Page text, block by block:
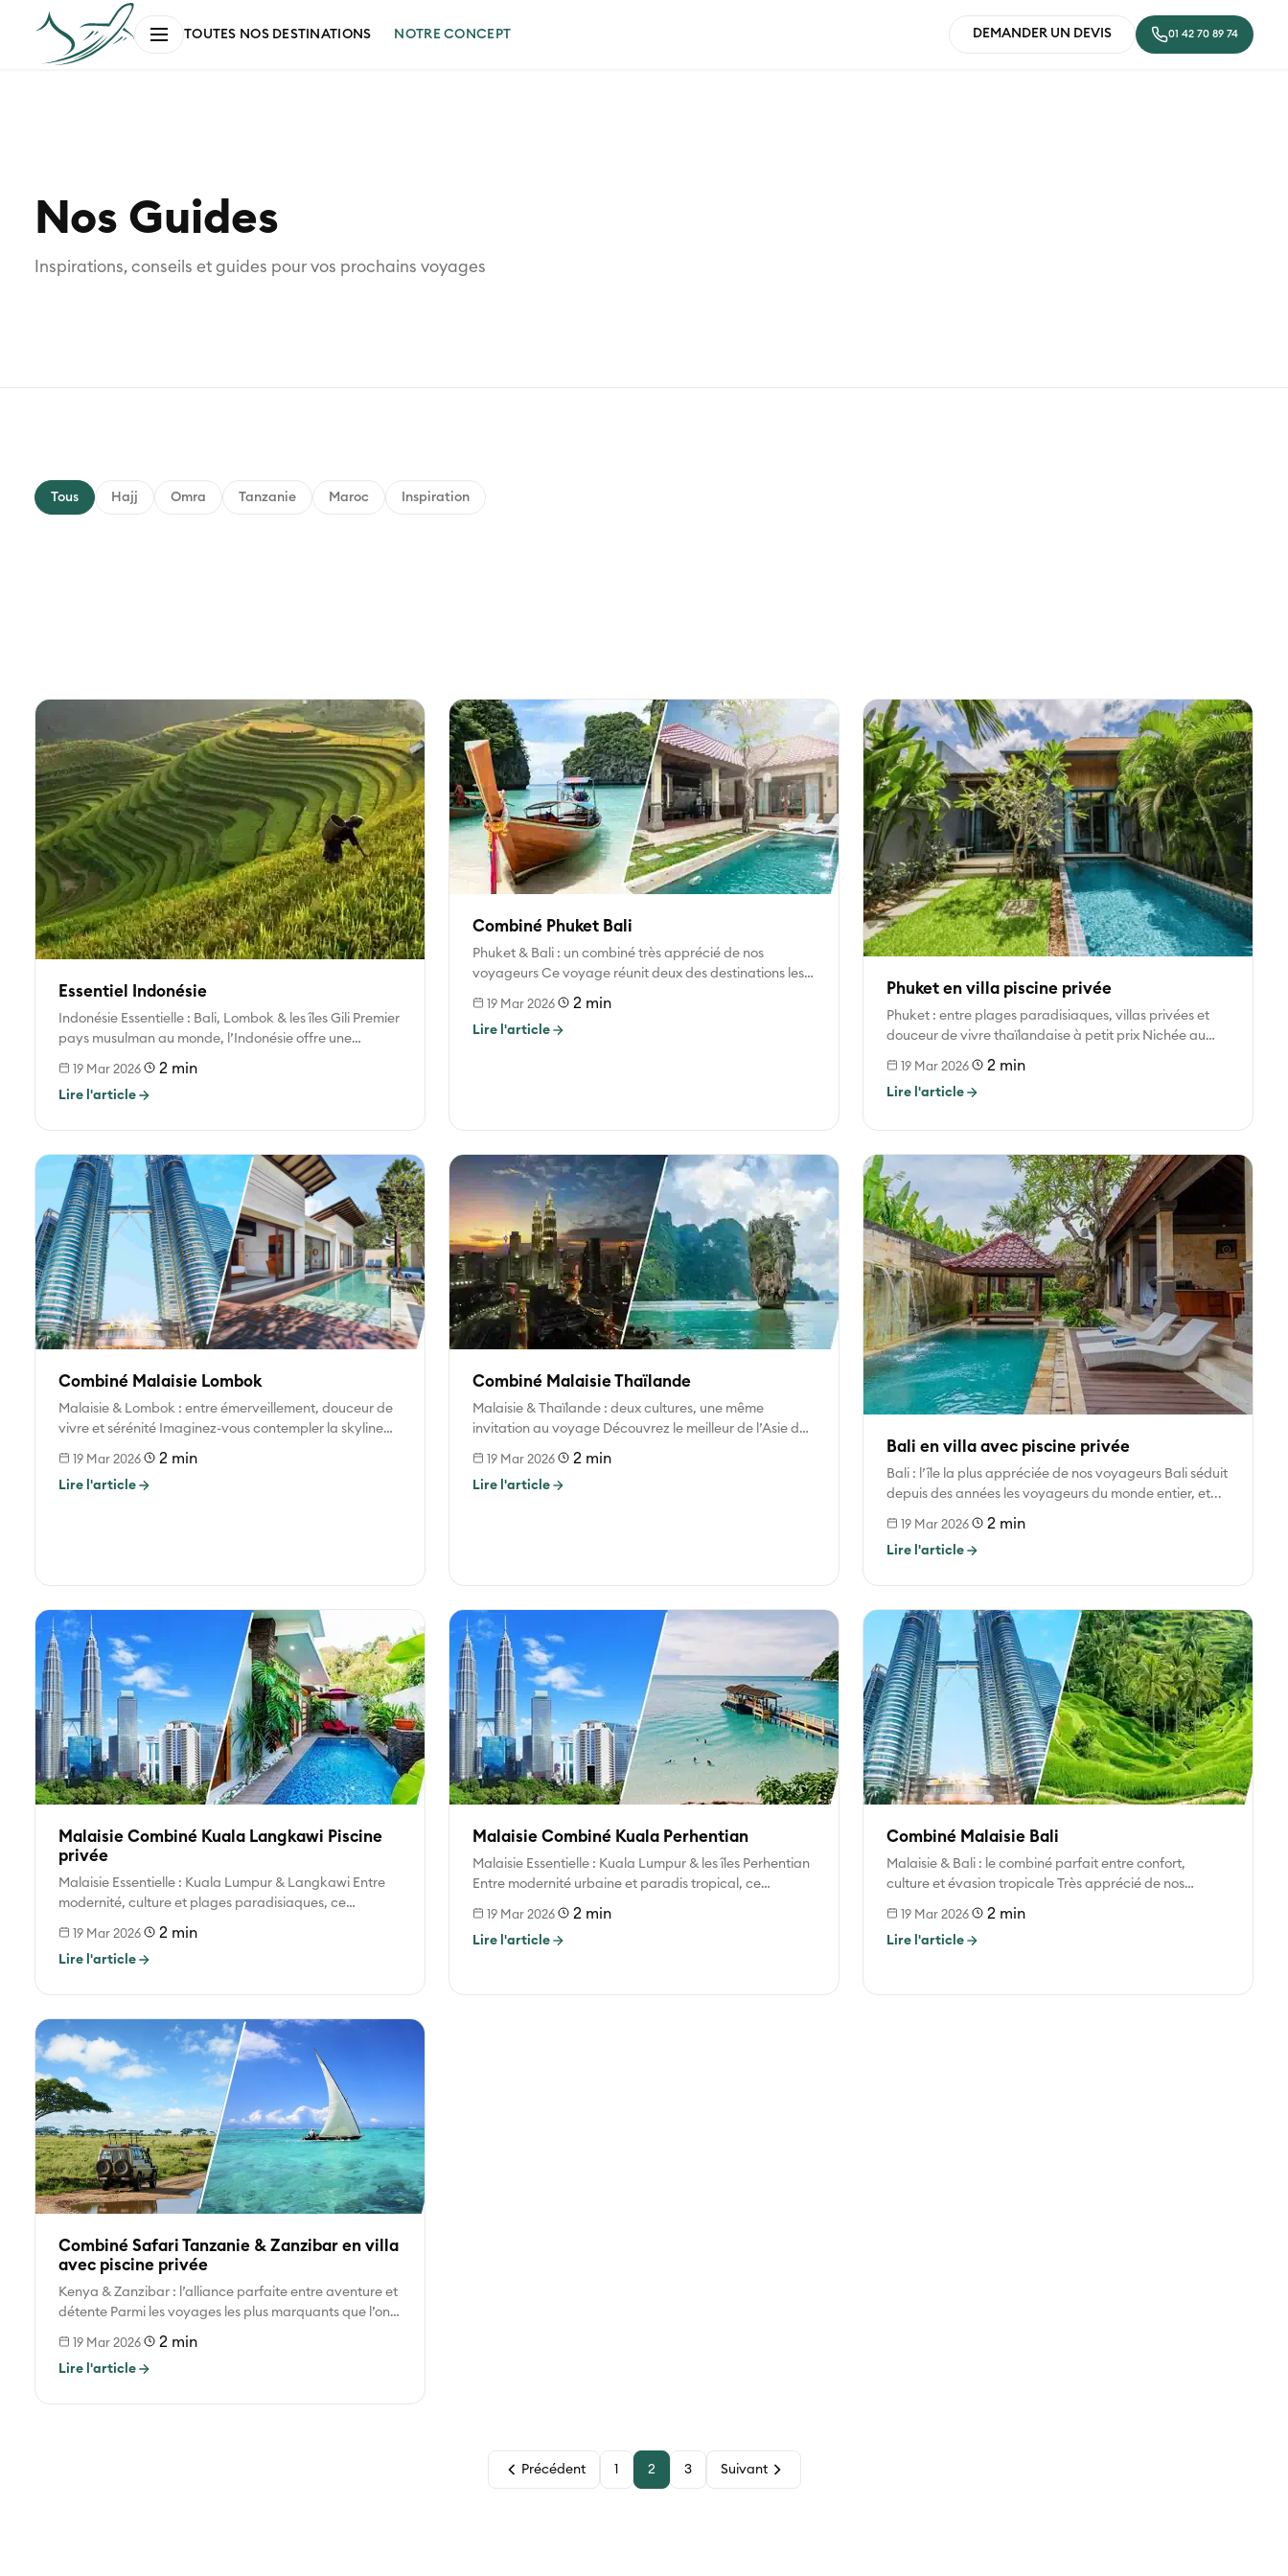
TOUTES NOS DESTINATIONS NOTRE CONCEPT DEMANDER UN DEVIS 01 42 70 89 74
Nos Guides
Inspirations, conseils et guides pour vos prochains voyages
Tous Hajj Omra Tanzanie Maroc Inspiration
Essentiel Indonésie
Indonésie Essentielle : Bali, Lombok & les îles Gili Premier
pays musulman au monde, l’Indonésie offre une
expérience de voyage...
19 Mar 2026 2 min
Lire l'article
Combiné Phuket Bali
Phuket & Bali : un combiné très apprécié de nos
voyageurs Ce voyage réunit deux des destinations les
plus appréciées...
19 Mar 2026 2 min
Lire l'article
Phuket en villa piscine privée
Phuket : entre plages paradisiaques, villas privées et
douceur de vivre thaïlandaise à petit prix Nichée au
19 Mar 2026 2 min
Lire l'article
Combiné Malaisie Lombok
Malaisie & Lombok : entre émerveillement, douceur de
vivre et sérénité Imaginez-vous contempler la skyline
illuminée de Kuala Lumpur après...
19 Mar 2026 2 min
Lire l'article
Combiné Malaisie Thaïlande
Malaisie & Thaïlande : deux cultures, une même
invitation au voyage Découvrez le meilleur de l’Asie du
Sud-Est à travers...
19 Mar 2026 2 min
Lire l'article
Bali en villa avec piscine privée
Bali : l’île la plus appréciée de nos voyageurs Bali séduit
depuis des années les voyageurs du monde entier, et...
19 Mar 2026 2 min
Lire l'article
Malaisie Combiné Kuala Langkawi Piscine
privée
Malaisie Essentielle : Kuala Lumpur & Langkawi Entre
modernité, culture et plages paradisiaques, ce
combiné est l’une des meilleures portes...
19 Mar 2026 2 min
Lire l'article
Malaisie Combiné Kuala Perhentian
Malaisie Essentielle : Kuala Lumpur & les îles Perhentian
Entre modernité urbaine et paradis tropical, ce
combiné vous invite à...
19 Mar 2026 2 min
Lire l'article
Combiné Malaisie Bali
Malaisie & Bali : le combiné parfait entre confort,
culture et évasion tropicale Très apprécié de nos
voyageurs, ce combiné...
19 Mar 2026 2 min
Lire l'article
Combiné Safari Tanzanie & Zanzibar en villa
avec piscine privée
Kenya & Zanzibar : l’alliance parfaite entre aventure et
détente Parmi les voyages les plus marquants que l’on
19 Mar 2026 2 min
Lire l'article
Précédent 1 2 3 Suivant